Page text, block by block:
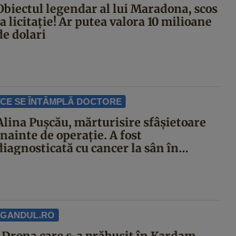
legendar al lui Maradona, scos
licitație! Ar putea valora 10 milioane
dolari
CE SE ÎNTÂMPLĂ DOCTORE
Pușcău, mărturisire sfâșietoare
de operație. A fost
cu cancer la sân în...
GANDUL.RO